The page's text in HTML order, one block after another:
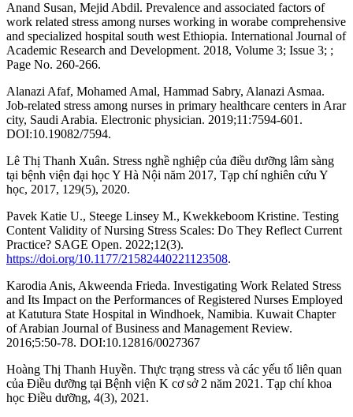
Anand Susan, Mejid Abdil. Prevalence and associated factors of
work related stress among nurses working in worabe comprehensive
and specialized hospital south west Ethiopia. International Journal of
Academic Research and Development. 2018, Volume 3; Issue 3; ;
Page No. 260-266.
Alanazi Afaf, Mohamed Amal, Hammad Sabry, Alanazi Asmaa.
Job-related stress among nurses in primary healthcare centers in Arar
city, Saudi Arabia. Electronic physician. 2019;11:7594-601.
DOI:10.19082/7594.
Lê Thị Thanh Xuân. Stress nghề nghiệp của điều dưỡng lâm sàng
tại bệnh viện đại học Y Hà Nội năm 2017, Tạp chí nghiên cứu Y
học, 2017, 129(5), 2020.
Pavek Katie U., Steege Linsey M., Kwekkeboom Kristine. Testing
Content Validity of Nursing Stress Scales: Do They Reflect Current
Practice? SAGE Open. 2022;12(3).
https://doi.org/10.1177/21582440221123508.
Karodia Anis, Akweenda Frieda. Investigating Work Related Stress
and Its Impact on the Performances of Registered Nurses Employed
at Katutura State Hospital in Windhoek, Namibia. Kuwait Chapter
of Arabian Journal of Business and Management Review.
2016;5:50-78. DOI:10.12816/0027367
Hoàng Thị Thanh Huyền. Thực trạng stress và các yếu tố liên quan
của Điều dưỡng tại Bệnh viện K cơ sở 2 năm 2021. Tạp chí khoa
học Điều dưỡng, 4(3), 2021.